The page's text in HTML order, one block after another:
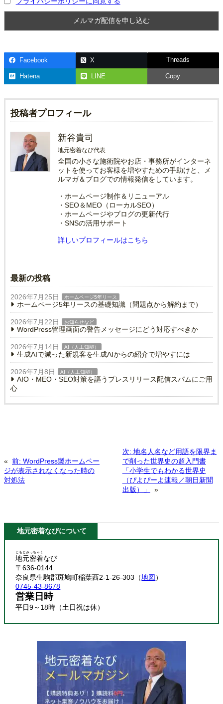
Facebook X Threads
Hatena LINE Copy
投稿者プロフィール
新谷貴司
地元密着なび代表
全国の小さな施術院やお店・事務所がインターネ
ットを使ってお客様を増やすための手助けと、メ
ルマガ＆ブログでの情報発信をしています。
・ホームページ制作＆リニューアル
・SEO＆MEO（ローカルSEO）
・ホームページやブログの更新代行
・SNSの活用サポート
詳しいプロフィールはこちら
最新の投稿
2026年7月25日 ホームページ5年リース
ホームページ5年リースの基礎知識（問題点から解約まで）
2026年7月22日 お知らせなど
WordPress管理画面の警告メッセージにどう対応すべきか
2026年7月14日 AI（人工知能）
生成AIで減った新規客を生成AIからの紹介で増やすには
2026年7月8日 AI（人工知能）
AIO・MEO・SEO対策を謳うプレスリリース配信スパムにご用
心
« 前: WordPress製ホームペー
ジが表示されなくなった時の
対処法
次: 地名人名など用語を限界ま
で削った世界史の超入門書
「小学生でもわかる世界史
（ぴよぴーよ速報／朝日新聞
出版）」
»
地元密着なびについて
地元密着
じもとみっちゃく
なび
〒636-0144
奈良県生駒郡斑鳩町稲葉西2-1-26-303（地図 ）
0745-43-8678
営業日時
平日9～18時（土日祝は休）